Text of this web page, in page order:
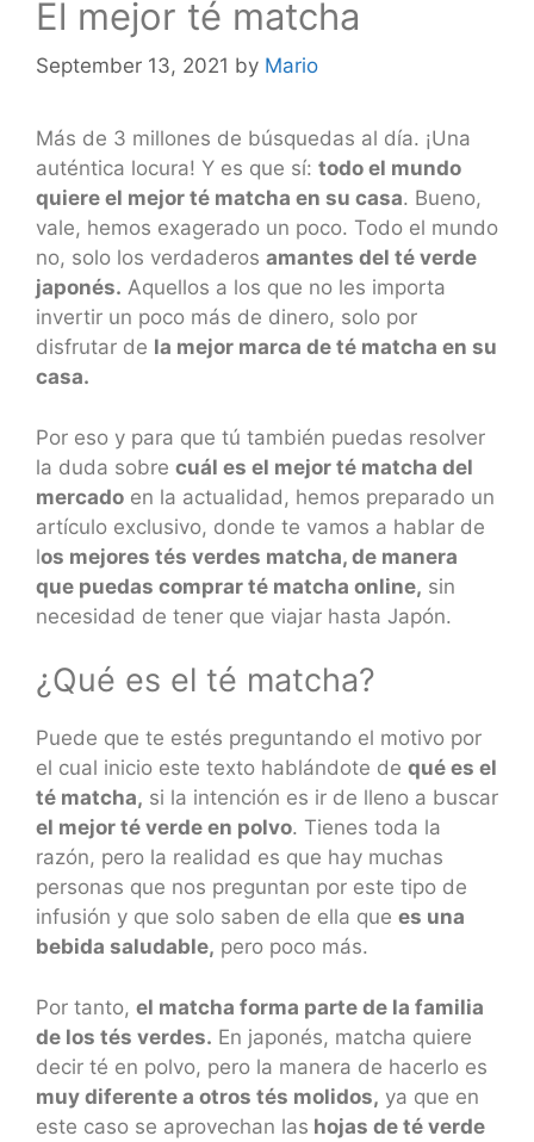
El mejor té matcha
September 13, 2021 by Mario
Más de 3 millones de búsquedas al día. ¡Una
auténtica locura! Y es que sí: todo el mundo
quiere el mejor té matcha en su casa. Bueno,
vale, hemos exagerado un poco. Todo el mundo
no, solo los verdaderos amantes del té verde
japonés. Aquellos a los que no les importa
invertir un poco más de dinero, solo por
disfrutar de la mejor marca de té matcha en su
casa.
Por eso y para que tú también puedas resolver
la duda sobre cuál es el mejor té matcha del
mercado en la actualidad, hemos preparado un
artículo exclusivo, donde te vamos a hablar de
los mejores tés verdes matcha, de manera
que puedas comprar té matcha online, sin
necesidad de tener que viajar hasta Japón.
¿Qué es el té matcha?
Puede que te estés preguntando el motivo por
el cual inicio este texto hablándote de qué es el
té matcha, si la intención es ir de lleno a buscar
el mejor té verde en polvo. Tienes toda la
razón, pero la realidad es que hay muchas
personas que nos preguntan por este tipo de
infusión y que solo saben de ella que es una
bebida saludable, pero poco más.
Por tanto, el matcha forma parte de la familia
de los tés verdes. En japonés, matcha quiere
decir té en polvo, pero la manera de hacerlo es
muy diferente a otros tés molidos, ya que en
este caso se aprovechan las hojas de té verde